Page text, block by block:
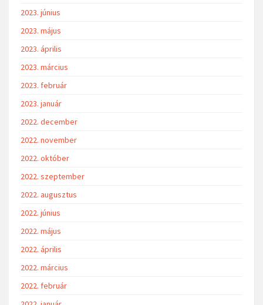
2023. június
2023. május
2023. április
2023. március
2023. február
2023. január
2022. december
2022. november
2022. október
2022. szeptember
2022. augusztus
2022. június
2022. május
2022. április
2022. március
2022. február